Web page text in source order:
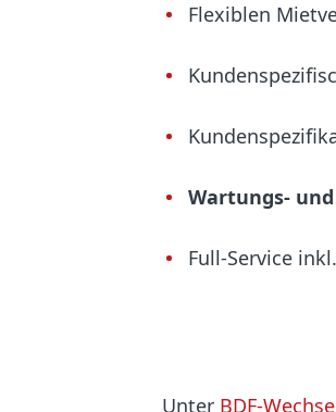
Flexiblen
Wartungs-
Full-Service
Unter BDF-